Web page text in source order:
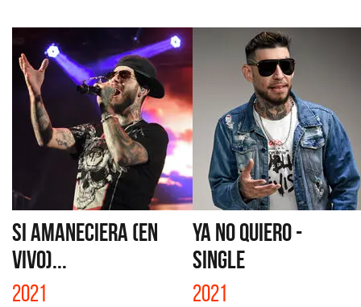
SI AMANECIERA (EN
VIVO)...
2021
YA NO QUIERO -
SINGLE
2021